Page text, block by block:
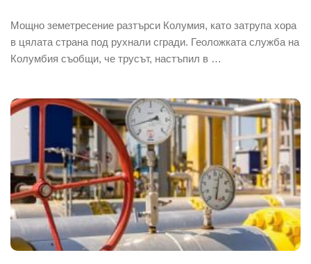
Мощно земетресение разтърси Колумия, като затрупа хора
в цялата страна под рухнали сгради. Геоложката служба на
Колумбия съобщи, че трусът, настъпил в …